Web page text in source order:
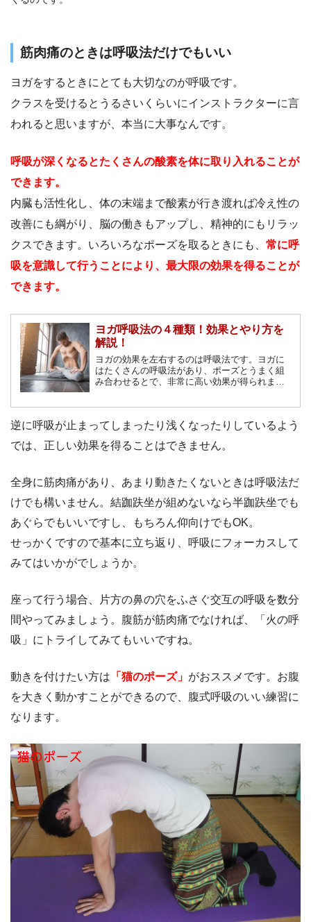
筋肉痛のときは呼吸法だけでもいい
ヨガをするときにとても大切なのが呼吸です。
クラスを受けるとうるさいくらいにインストラクターに言
われると思いますが、本当に大事なんです。
呼吸が深くなるとたくさんの酸素を体に取り入れることが
できます。
内臓も活性化し、体の末端まで酸素が行き渡れば冷え性の
改善にも綱がり、脳の働きもアップし、精神的にもリラッ
クスできます。いろいろなポーズを取るときにも、 常に呼
吸を意識して行うことにより、最大限の効果を得ることが
できます。
ヨガ呼吸法の４種類！効果とやり方を
解説！
ヨガの効果を左右するのは呼吸法です。ヨガに
はたくさんの呼吸法があり、ポーズとうまく組
み合わせるとで、非常に高い効果が得られま
逆に呼吸が止まってしまったり浅くなったりしているよう
では、正しい効果を得ることはできません。
全身に筋肉痛があり、あまり動きたくないときは呼吸法だ
けでも構いません。結跏趺坐が組めないなら半跏趺坐でも
あぐらでもいいですし、もちろん仰向けでもOK。
せっかくですので基本に立ち返り、呼吸にフォーカスして
みてはいかがでしょうか。
座って行う場合、片方の鼻の穴をふさぐ交互の呼吸を数分
間やってみましょう。腹筋が筋肉痛でなければ、「火の呼
吸」にトライしてみてもいいですね。
動きを付けたい方は 「猫のポーズ」 がおススメです。お腹
を大きく動かすことができるので、腹式呼吸のいい練習に
なります。